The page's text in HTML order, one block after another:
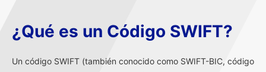
¿Qué es un Código SWIFT?
Un código SWIFT (también conocido como SWIFT-BIC, código